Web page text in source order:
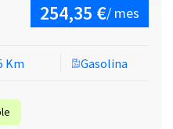
Km Gasolina
254,35 €/ mes